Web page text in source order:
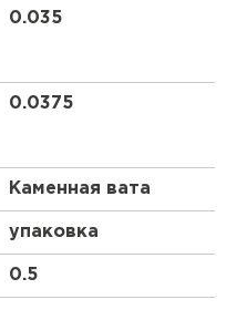
0.035
0.0375
Каменная вата
упаковка
0.5
Брит